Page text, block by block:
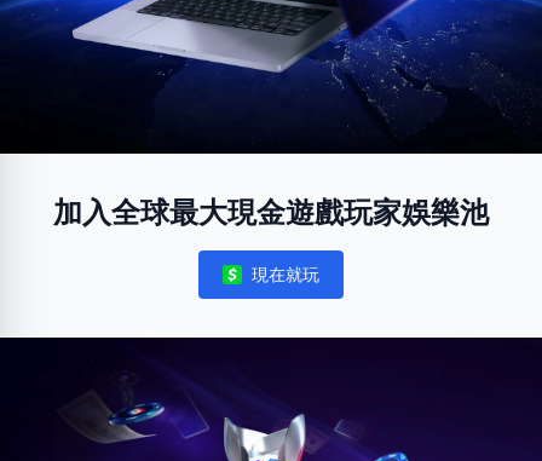
加入全球最大現金遊戲玩家娛樂池
Notifications
現在就玩